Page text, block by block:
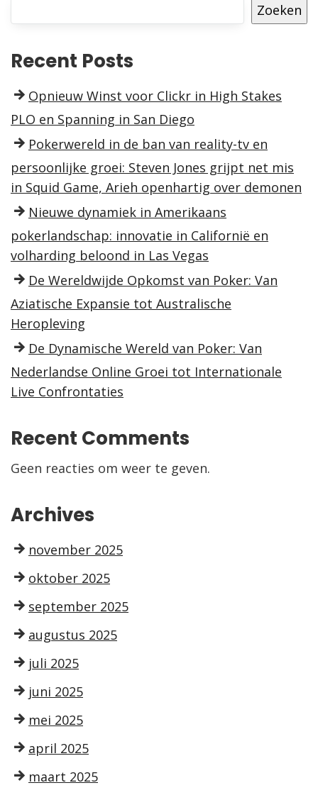
Zoeken
Recent Posts
Opnieuw Winst voor Clickr in High Stakes
PLO en Spanning in San Diego
Pokerwereld in de ban van reality-tv en
persoonlijke groei: Steven Jones grijpt net mis
in Squid Game, Arieh openhartig over demonen
Nieuwe dynamiek in Amerikaans
pokerlandschap: innovatie in Californië en
volharding beloond in Las Vegas
De Wereldwijde Opkomst van Poker: Van
Aziatische Expansie tot Australische
Heropleving
De Dynamische Wereld van Poker: Van
Nederlandse Online Groei tot Internationale
Live Confrontaties
Recent Comments
Geen reacties om weer te geven.
Archives
november 2025
oktober 2025
september 2025
augustus 2025
juli 2025
juni 2025
mei 2025
april 2025
maart 2025